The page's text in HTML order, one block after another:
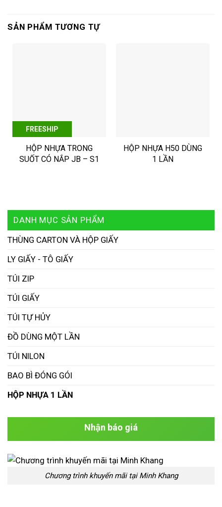
SẢN PHẨM TƯƠNG TỰ
FREESHIP
HỘP NHỰA TRONG
SUỐT CÓ NẮP JB – S1
HỘP NHỰA H50 DÙNG
1 LẦN
DANH MỤC SẢN PHẨM
THÙNG CARTON VÀ HỘP GIẤY
LY GIẤY - TÔ GIẤY
TÚI ZIP
TÚI GIẤY
TÚI TỰ HỦY
ĐỒ DÙNG MỘT LẦN
TÚI NILON
BAO BÌ ĐÓNG GÓI
HỘP NHỰA 1 LẦN
Nhận báo giá
Chương trình khuyến mãi tại Minh Khang